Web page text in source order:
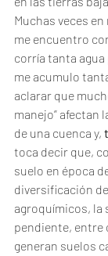
Muchas veces
me encuentro
corría tanta agua
me acumulo
aclarar que
manejo” afectan
de una cuenca y,
toca decir que,
suelo en época
diversificación
agroquímicos, la
pendiente, entre
generan suelos